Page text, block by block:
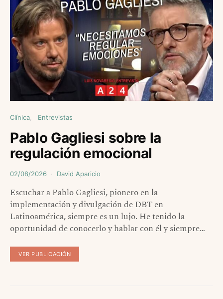
Clínica Entrevistas
Pablo Gagliesi sobre la
regulación emocional
02/08/2026 David Aparicio
Escuchar a Pablo Gagliesi, pionero en la
implementación y divulgación de DBT en
Latinoamérica, siempre es un lujo. He tenido la
oportunidad de conocerlo y hablar con él y siempre…
VER PUBLICACIÓN